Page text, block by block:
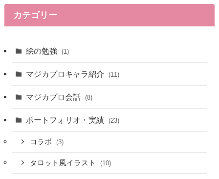
カテゴリー
絵の勉強 (1)
マジカプロキャラ紹介 (11)
マジカプロ会話 (8)
ポートフォリオ・実績 (23)
コラボ (3)
タロット風イラスト (10)